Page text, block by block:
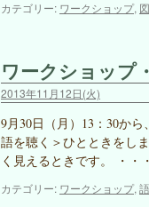
カテゴリー: ワークショップ,
ワークショップ
2013年11月12日(火)
9月30日（月）13：30か
語を聴く＞ひとときをし
く見えるときです。 ・・
カテゴリー: ワークショップ,